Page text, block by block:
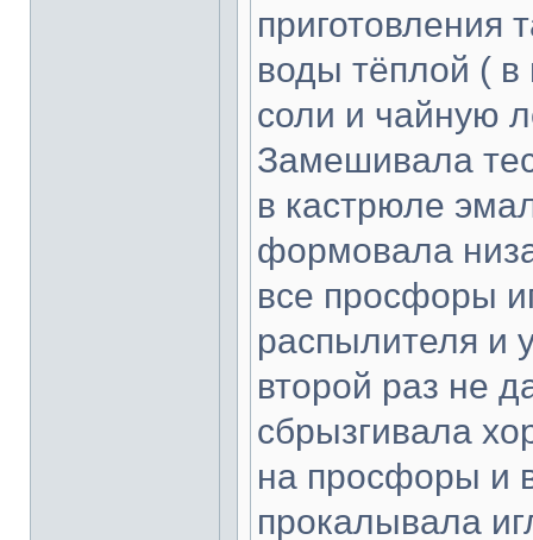
приготовления
воды тёплой (
соли и чайную
Замешивала
в кастрюле
формовала
все просфоры
распылителя и
второй раз не
сбрызгивала
на просфоры и
прокалывала